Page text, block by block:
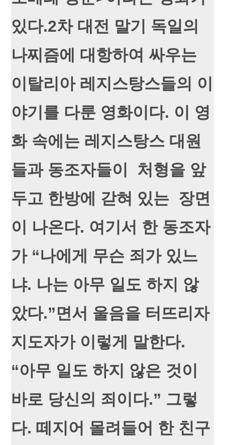
있다.2차 대전 말기 독일의
나찌즘에 대항하여 싸우는
이탈리아 레지스탕스들의 이
야기를 다룬 영화이다. 이 영
화 속에는 레지스탕스 대원
들과 동조자들이 처형을 앞
두고 한방에 갇혀 있는 장면
이 나온다. 여기서 한 동조자
가 “나에게 무슨 죄가 있느
냐. 나는 아무 일도 하지 않
았다.”면서 울음을 터뜨리자
지도자가 이렇게 말한다.
“아무 일도 하지 않은 것이
바로 당신의 죄이다.” 그렇
다. 떼지어 몰려들어 한 친구